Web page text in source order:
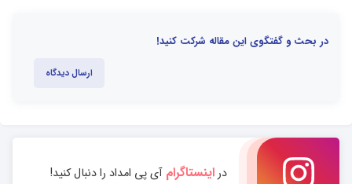
در بحث و گفتگوی این مقاله شرکت کنید!
ارسال دیدگاه
دراینستاگرامآی پی امداد را دنبال کنید!